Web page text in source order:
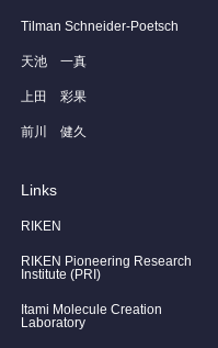
Tilman Schneider-Poetsch
天池 一真
上田 彩果
前川 健久
Links
RIKEN
RIKEN Pioneering Research
Institute (PRI)
Itami Molecule Creation
Laboratory